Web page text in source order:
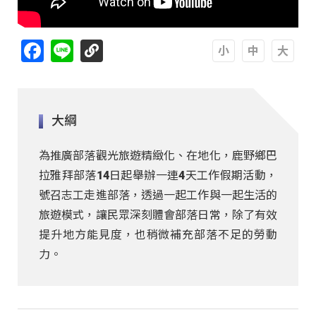
Facebook
Line
大綱
為推廣部落觀光旅遊精緻化、在地化，鹿野鄉巴
拉雅拜部落14日起舉辦一連4天工作假期活動，
號召志工走進部落，透過一起工作與一起生活的
旅遊模式，讓民眾深刻體會部落日常，除了有效
提升地方能見度，也稍微補充部落不足的勞動
力。